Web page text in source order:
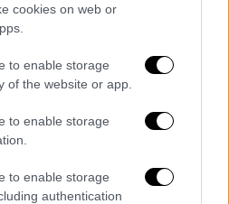
cookies on web or
to enable storage
of the website or app.
to enable storage
to enable storage
authentication
Πάνω από 1.000